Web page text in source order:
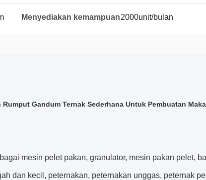
Menyediakan kemampuan2000unit/bulan
Rumput Gandum Ternak Sederhana Untuk Pembuatan
mesin pelet pakan, granulator, mesin pakan pelet,
dan kecil, peternakan, peternakan unggas, peternak